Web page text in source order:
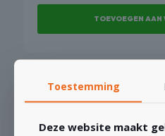
TOEVOEGEN AAN
Toestemming
Deze website maakt